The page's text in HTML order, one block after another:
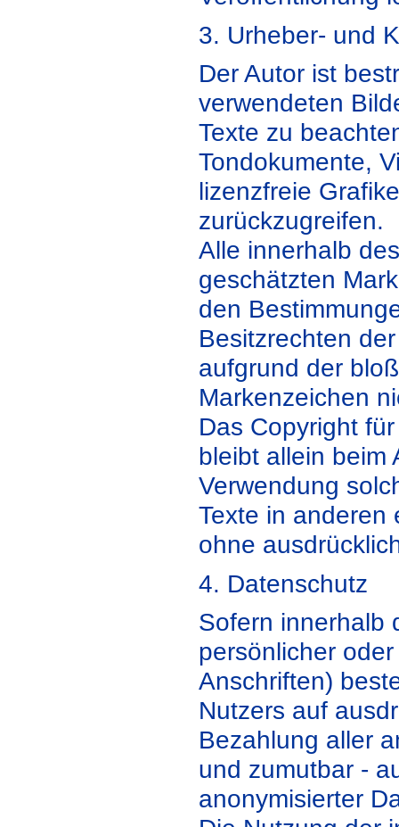
3. Urheber- und
Der Autor ist
verwendeten
Texte zu
Tondokumente,
lizenzfreie
zurückzugreifen.
Alle innerhalb
geschätzten
den
Besitzrechten
aufgrund der
Markenzeichen
Das Copyright
bleibt allein beim
Verwendung
Texte in anderen
ohne
4. Datenschutz
Sofern innerhalb
persönlicher
Anschriften)
Nutzers auf
Bezahlung aller
und zumutbar -
anonymisierter